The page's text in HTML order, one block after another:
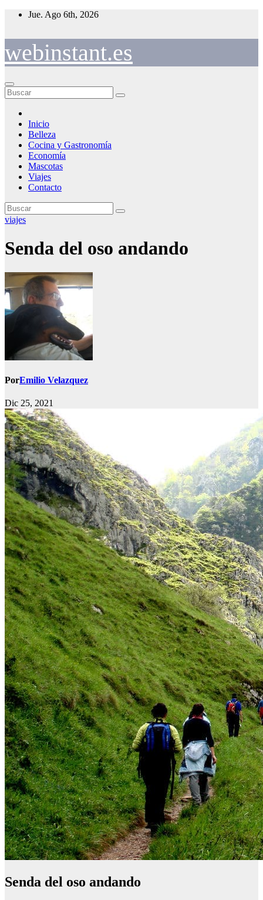
Saltar
Jue. Ago 6th, 2026
webinstant.es
Inicio
Belleza
Cocina y Gastronomía
Economía
Mascotas
Viajes
Contacto
viajes
Senda del oso andando
PorEmilio Velazquez
Dic 25, 2021
Senda del oso andando